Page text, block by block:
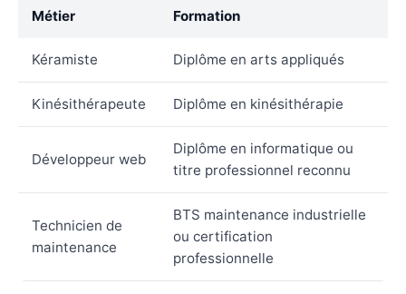
Métier Formation
Kéramiste Diplôme en arts appliqués
Kinésithérapeute Diplôme en kinésithérapie
Développeur web
Diplôme en informatique ou
titre professionnel reconnu
Technicien de
maintenance
BTS maintenance industrielle
ou certification
professionnelle